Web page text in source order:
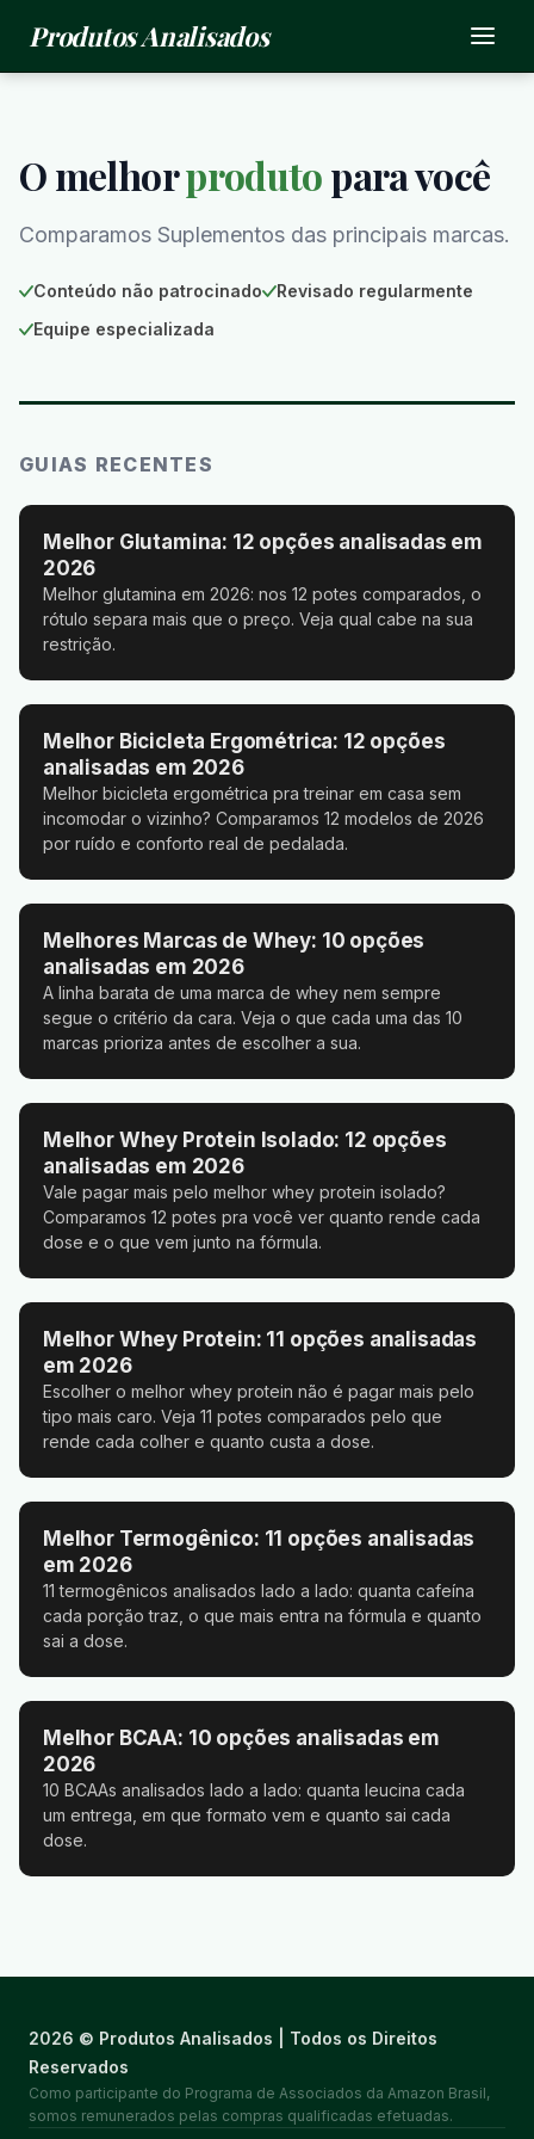
Produtos Analisados
O melhorprodutopara você
Comparamos Suplementos das principais marcas.
Conteúdo não patrocinado
Revisado regularmente
Equipe especializada
GUIAS RECENTES
Melhor Glutamina: 12 opções analisadas em
2026
Melhor glutamina em 2026: nos 12 potes comparados, o
rótulo separa mais que o preço. Veja qual cabe na sua
restrição.
Melhor Bicicleta Ergométrica: 12 opções
analisadas em 2026
Melhor bicicleta ergométrica pra treinar em casa sem
incomodar o vizinho? Comparamos 12 modelos de 2026
por ruído e conforto real de pedalada.
Melhores Marcas de Whey: 10 opções
analisadas em 2026
A linha barata de uma marca de whey nem sempre
segue o critério da cara. Veja o que cada uma das 10
marcas prioriza antes de escolher a sua.
Melhor Whey Protein Isolado: 12 opções
analisadas em 2026
Vale pagar mais pelo melhor whey protein isolado?
Comparamos 12 potes pra você ver quanto rende cada
dose e o que vem junto na fórmula.
Melhor Whey Protein: 11 opções analisadas
em 2026
Escolher o melhor whey protein não é pagar mais pelo
tipo mais caro. Veja 11 potes comparados pelo que
rende cada colher e quanto custa a dose.
Melhor Termogênico: 11 opções analisadas
em 2026
11 termogênicos analisados lado a lado: quanta cafeína
cada porção traz, o que mais entra na fórmula e quanto
sai a dose.
Melhor BCAA: 10 opções analisadas em
2026
10 BCAAs analisados lado a lado: quanta leucina cada
um entrega, em que formato vem e quanto sai cada
dose.
2026 © Produtos Analisados | Todos os Direitos
Reservados
Como participante do Programa de Associados da Amazon Brasil,
somos remunerados pelas compras qualificadas efetuadas.